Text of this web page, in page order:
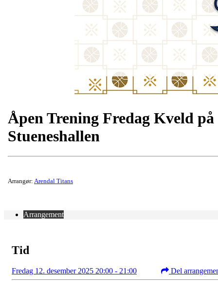
Åpen Trening Fredag Kveld på
Stueneshallen
Arrangør: Arendal Titans
Arrangement
Tid
Fredag 12. desember 2025 20:00 - 21:00 Del